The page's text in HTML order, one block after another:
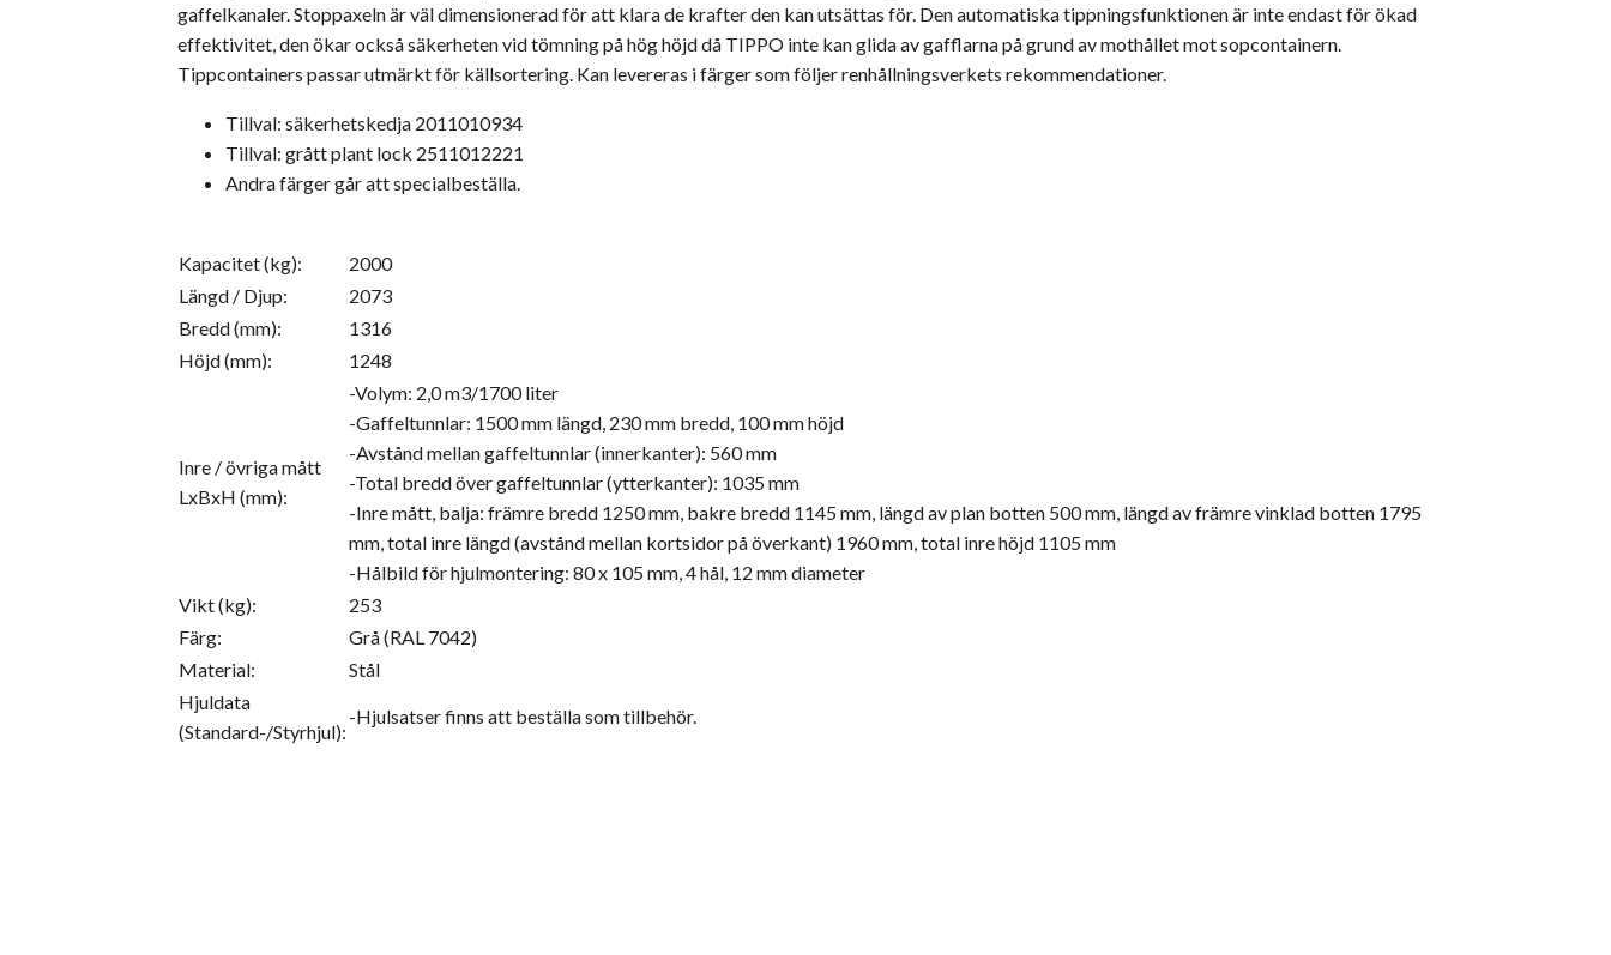
gaffelkanaler. Stoppaxeln är väl dimensionerad för att klara de krafter den kan utsättas för. Den automatiska tippningsfunktionen är inte endast för ökad
effektivitet, den ökar också säkerheten vid tömning på hög höjd då TIPPO inte kan glida av gafflarna på grund av mothållet mot sopcontainern.
Tippcontainers passar utmärkt för källsortering. Kan levereras i färger som följer renhållningsverkets rekommendationer.
Tillval: säkerhetskedja 2011010934
Tillval: grått plant lock 2511012221
Andra färger går att specialbeställa.
Kapacitet (kg):
2000
Längd / Djup:
2073
Bredd (mm):
1316
Höjd (mm):
1248
Inre / övriga mått
LxBxH (mm):
-Volym: 2,0 m3/1700 liter
-Gaffeltunnlar: 1500 mm längd, 230 mm bredd, 100 mm höjd
-Avstånd mellan gaffeltunnlar (innerkanter): 560 mm
-Total bredd över gaffeltunnlar (ytterkanter): 1035 mm
-Inre mått, balja: främre bredd 1250 mm, bakre bredd 1145 mm, längd av plan botten 500 mm, längd av främre vinklad botten 1795
mm, total inre längd (avstånd mellan kortsidor på överkant) 1960 mm, total inre höjd 1105 mm
-Hålbild för hjulmontering: 80 x 105 mm, 4 hål, 12 mm diameter
Vikt (kg):
253
Färg:
Grå (RAL 7042)
Material:
Stål
Hjuldata
(Standard-/Styrhjul):
-Hjulsatser finns att beställa som tillbehör.